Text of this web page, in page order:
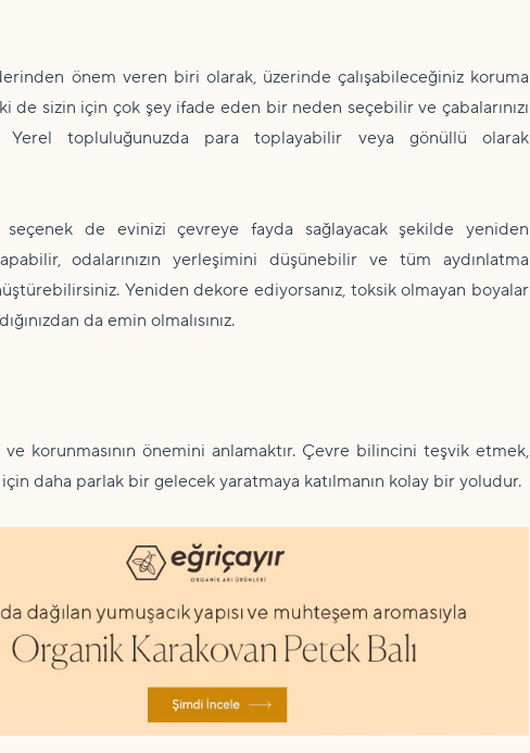
önem veren biri olarak, üzerinde çalışabileceğiniz koruma
de sizin için çok şey ifade eden bir neden seçebilir ve çabalarınızı
Yerel topluluğunuzda para toplayabilir veya gönüllü olarak
de evinizi çevreye fayda sağlayacak şekilde yeniden
odalarınızın yerleşimini düşünebilir ve tüm aydınlatma
Yeniden dekore ediyorsanız, toksik olmayan boyalar
da emin olmalısınız.
ve korunmasının önemini anlamaktır. Çevre bilincini teşvik etmek,
daha parlak bir gelecek yaratmaya katılmanın kolay bir yoludur.